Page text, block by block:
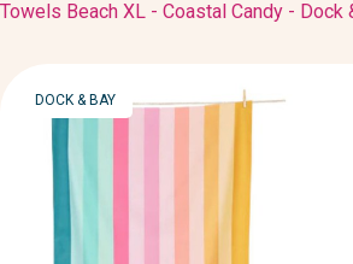
Towels Beach XL - Coastal Candy - Dock
MARQUE
DOCK & BAY